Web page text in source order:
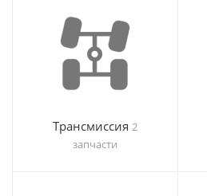
Трансмиссия 2
запчасти